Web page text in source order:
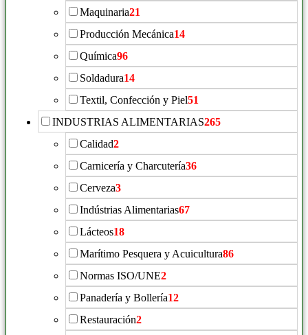
Maquinaria21
Producción Mecánica14
Química96
Soldadura14
Textil, Confección y Piel51
INDUSTRIAS ALIMENTARIAS265
Calidad2
Carnicería y Charcutería36
Cerveza3
Indústrias Alimentarias67
Lácteos18
Marítimo Pesquera y Acuicultura86
Normas ISO/UNE2
Panadería y Bollería12
Restauración2